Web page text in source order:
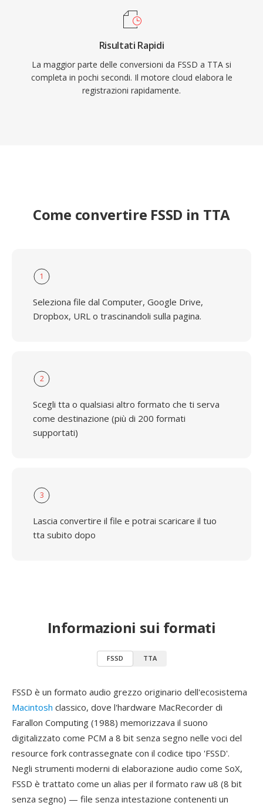
Risultati Rapidi
La maggior parte delle conversioni da FSSD a TTA si
completa in pochi secondi. Il motore cloud elabora le
registrazioni rapidamente.
Come convertire FSSD in TTA
1
Seleziona file dal Computer, Google Drive,
Dropbox, URL o trascinandoli sulla pagina.
2
Scegli tta o qualsiasi altro formato che ti serva
come destinazione (più di 200 formati
supportati)
3
Lascia convertire il file e potrai scaricare il tuo
tta subito dopo
Informazioni sui formati
FSSD TTA
FSSD è un formato audio grezzo originario dell'ecosistema
Macintosh classico, dove l'hardware MacRecorder di
Farallon Computing (1988) memorizzava il suono
digitalizzato come PCM a 8 bit senza segno nelle voci del
resource fork contrassegnate con il codice tipo 'FSSD'.
Negli strumenti moderni di elaborazione audio come SoX,
FSSD è trattato come un alias per il formato raw u8 (8 bit
senza segno) — file senza intestazione contenenti un